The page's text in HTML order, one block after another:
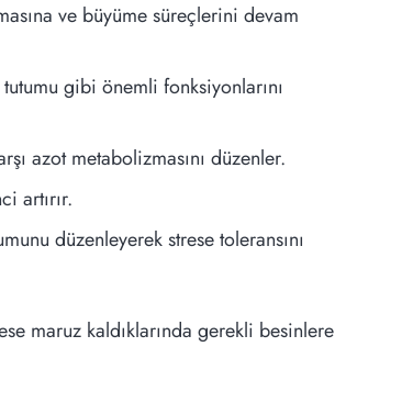
ve büyüme süreçlerini devam
gibi önemli fonksiyonlarını
azot metabolizmasını düzenler.
artırır.
düzenleyerek strese toleransını
maruz kaldıklarında gerekli besinlere